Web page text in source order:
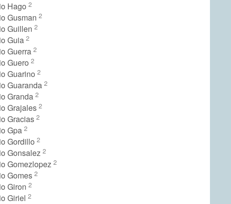
Hago 2
Gusman 2
Guillen 2
Guia 2
Guerra 2
Guero 2
Guarino 2
Guaranda 2
Granda 2
Grajales 2
Gracias 2
Gpa 2
Gordillo 2
Gonsalez 2
Gomezlopez 2
Gomes 2
Giron 2
Giriel 2